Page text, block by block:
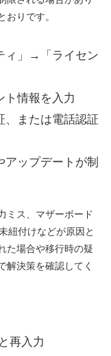
おりです。
ィ」→「ライセン
ト情報を入力
、または電話認証
アップデートが制
ミス、マザーボード
紐付けなどが原因と
た場合や移行時の疑
解決策を確認してく
再入力